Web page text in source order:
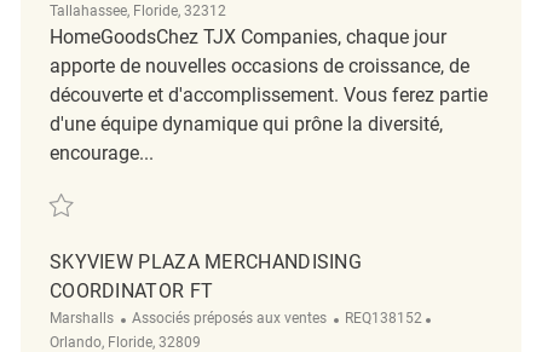
Tallahassee, Floride, 32312
HomeGoodsChez TJX Companies, chaque jour
apporte de nouvelles occasions de croissance, de
découverte et d'accomplissement. Vous ferez partie
d'une équipe dynamique qui prône la diversité,
encourage...
Sauvegarder Retail Merchandising Associate REQ138457
SKYVIEW PLAZA MERCHANDISING
COORDINATOR FT
Marshalls Catégorie
Associés préposés aux ventes ReqId
REQ138152
Orlando, Floride, 32809